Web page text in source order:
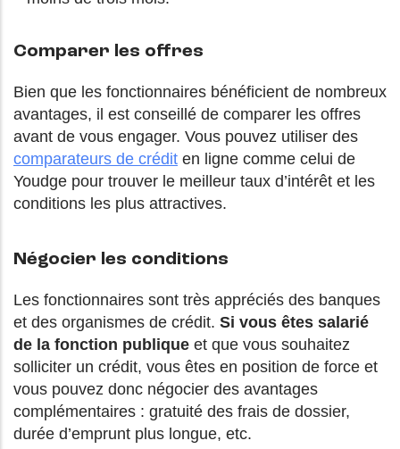
Comparer les offres
Bien que les fonctionnaires bénéficient de nombreux
avantages, il est conseillé de comparer les offres
avant de vous engager. Vous pouvez utiliser des
comparateurs de crédit en ligne comme celui de
Youdge pour trouver le meilleur taux d’intérêt et les
conditions les plus attractives.
Négocier les conditions
Les fonctionnaires sont très appréciés des banques
et des organismes de crédit. Si vous êtes salarié
de la fonction publique et que vous souhaitez
solliciter un crédit, vous êtes en position de force et
vous pouvez donc négocier des avantages
complémentaires : gratuité des frais de dossier,
durée d’emprunt plus longue, etc.